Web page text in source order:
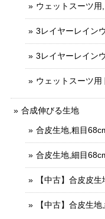
ウェットスーツ用
3レイヤーレイン
3レイヤーレイン
ウェットスーツ用
合成伸びる生地
合皮生地,粗目
合皮生地,細目
【中古】合皮皮
【中古】合皮生